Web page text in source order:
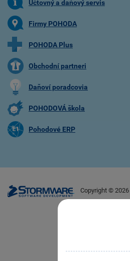
Účtovný a daňový servis
Firmy POHODA
POHODA Plus
Obchodní partneri
Daňoví poradcovia
POHODOVÁ škola
Pohodové ERP
Copyright © 2026